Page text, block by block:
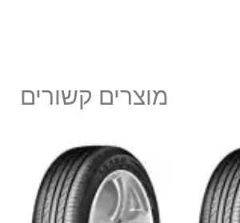
מוצרים קשורים